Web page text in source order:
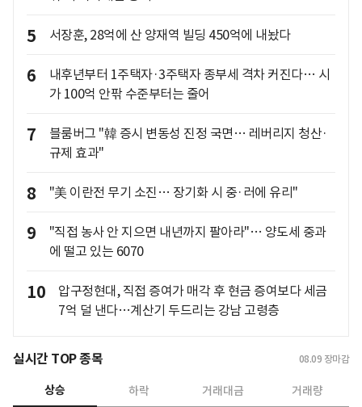
5 서장훈, 28억에 산 양재역 빌딩 450억에 내놨다
6
내후년부터 1주택자·3주택자 종부세 격차 커진다… 시
가 100억 안팎 수준부터는 줄어
7
블룸버그 "韓 증시 변동성 진정 국면… 레버리지 청산·
규제 효과"
8 "美 이란전 무기 소진… 장기화 시 중·러에 유리"
9
"직접 농사 안 지으면 내년까지 팔아라"… 양도세 중과
에 떨고 있는 6070
10
압구정현대, 직접 증여가 매각 후 현금 증여보다 세금
7억 덜 낸다…계산기 두드리는 강남 고령층
실시간 TOP 종목 08.09 장마감
상승 하락 거래대금 거래량